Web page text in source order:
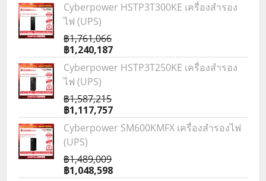
Cyberpower HSTP3T300KE เครื่องสำรอง
ไฟ (UPS)
฿1,761,066
฿1,240,187
Cyberpower HSTP3T250KE เครื่องสำรอง
ไฟ (UPS)
฿1,587,215
฿1,117,757
Cyberpower SM600KMFX เครื่องสำรองไฟ
(UPS)
฿1,489,009
฿1,048,598